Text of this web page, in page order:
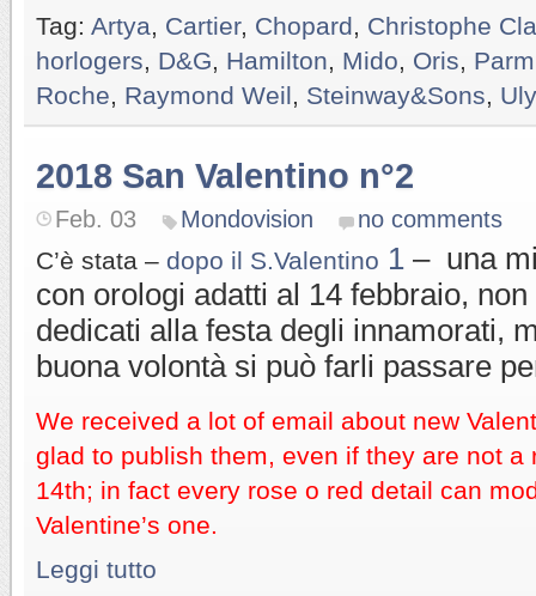
Tag: Artya Cartier, Chopard
Christophe
horlogers
D&G Hamilton Mido Oris
Roche
Raymond Weil Steinway&Sons
2018 San Valentino n°2
Feb. 03 Mondovision no comments
C’è stata – dopo il S.Valentino 1 – una
con orologi adatti al 14 febbraio,
dedicati alla festa degli innamorati,
buona volontà si può farli passare
We received a lot of email about new
glad to publish them, even if they are not a
14th; in fact every rose o red detail can
Valentine’s one.
Leggi tutto